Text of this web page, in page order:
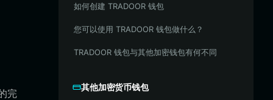
完
如何创建 TRADOOR 钱包
您可以使用 TRADOOR 钱包做什么？
TRADOOR 钱包与其他加密钱包有何不同
其他加密货币钱包